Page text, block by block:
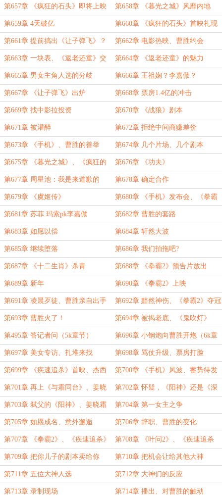
第657章 《疯狂的石头》即将上映 第658章 《暮光之城》风靡内地
第659章 4天破亿 第660章 《疯狂的石头》首映礼现
场
第661章 提前搞出《让子弹飞》？ 第662章 电影热映、曹胜约会
第663章 一块表、《返老还童》交
稿
第664章 《返老还童》的魅力
第665章 男女主角人选的分歧 第666章 王祖娴？李嘉俽？
第667章 《让子弹飞》出炉 第668章 票房1.4亿的冲击
第669章 找中影拉投资 第670章 《战狼》剧本
第671章 被灌醉 第672章 拒绝中间商赚差价
第673章 《手机》、曹胜的善举 第674章 几个片场、几个剧本
第675章 《暮光之城》、《疯狂的
石头》票房出炉
第676章 《功夫》
第677章 周星池：我是来道歉的 第678章 确定合作
第679章 《虞姬传》 第680章 《手机》发布会、《拳霸
2》杀青
第681章 苏菲.玛索pk李嘉俽 第682章 曹胜的套路
第683章 如愿以偿 第684章 轩然大波
第685章 继续堕落 第686章 我们拍拖吧?
第687章 《十二生肖》杀青 第688章 《拳霸2》预告片放出
第689章 新年 第690章 《拳霸2》上映
第691章 凌晨歹徒、曹胜亲自出手 第692章 黯然神伤、《拳霸2》夺冠
第693章 曹胜火了！ 第694章 被揭老底、《鬼吹灯》
第495章 答记者问（5k章节） 第696章 小钢炮向曹胜开炮（6k章
节）
第697章 美女专访、扎堆来找
（6k）
第698章 骂仗升级、票房打脸
第699章 《疾速追杀》首映、杰西
卡.阿尔巴爆火
第700章 《手机》风波、蓄势待发
第701章 再上《与霜同台》、姜晓
霜台上发疯
第702章 怀疑，《阳神》还是《深
空彼岸》？
第703章 弑父的《阳神》、姜晓霜
的日记
第704章 第一女主之争
第705章 如愿成名、意外邂逅 第706章 辞职、曹胜的变化
第707章 《拳霸2》、《疾速追杀》
票房表现
第708章 《叶问2》、《疾速追杀
2》
第709章 把你儿子的剧本卖给你 第710章 把机会让给其他大神
第711章 五位大神人选 第712章 大神们的反应
第713章 录制现场 第714章 播出、对曹胜的触动